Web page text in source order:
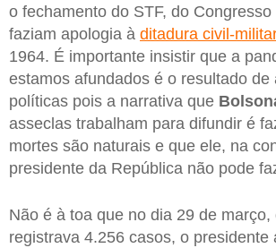
o fechamento do STF, do
faziam apologia à ditadura civil-
1964. É importante insistir que a
estamos afundados é o resultado de
políticas pois a narrativa que
asseclas trabalham para difundir é
mortes são naturais e que ele, na
presidente da República não pode
Não é à toa que no dia 29 de março,
registrava 4.256 casos, o presidente